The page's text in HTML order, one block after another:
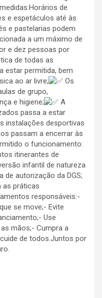
de
e espetáculos até às
e pastelarias podem
a um máximo de
e dez pessoas por
de todas as
estar permitida, bem
ao ar livre;
Os
de grupo,
e higiene;
A
passa a estar
instalações desportivas
passam a encerrar às
o funcionamento:
itinerantes de
infantil de natureza
de autorização da DGS;
as práticas
responsáveis:-
se move;- Evite
Use
mãos;- Cumpra a
de todos.Juntos por